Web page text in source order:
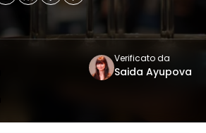
Verificato da
Saida Ayupova